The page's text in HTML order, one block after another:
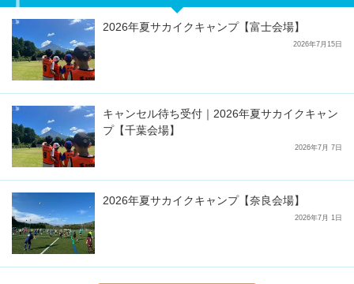
2026年夏サカイクキャンプ【富士会場】
2026年7月15日
キャンセル待ち受付｜2026年夏サカイクキャン
プ【千葉会場】
2026年7月 7日
2026年夏サカイクキャンプ【奈良会場】
2026年7月 1日